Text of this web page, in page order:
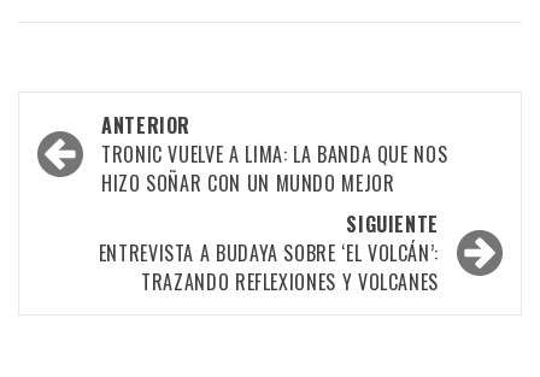
Navegación
por
entradas
ANTERIOR
TRONIC VUELVE A LIMA: LA BANDA QUE NOS
HIZO SOÑAR CON UN MUNDO MEJOR
SIGUIENTE
ENTREVISTA A BUDAYA SOBRE ‘EL VOLCÁN’:
TRAZANDO REFLEXIONES Y VOLCANES